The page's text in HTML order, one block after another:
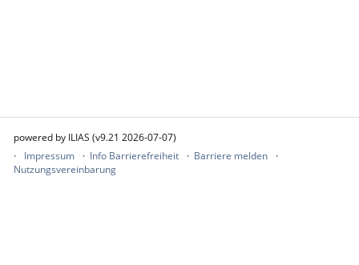
powered by ILIAS (v9.21 2026-07-07)
Impressum
Info Barrierefreiheit
Barriere melden
Nutzungsvereinbarung